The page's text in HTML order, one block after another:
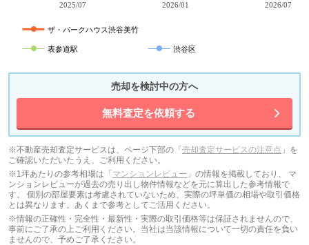
2025/07 2026/01 2026/07
ザ・パークハウス渋谷美竹
表参道駅 渋谷区
売却を検討中の方へ
無料査定を依頼する
※不動産売却査定サービスは、ページ下部の「 売却査定サービスの注意点 」を
ご確認いただいたうえ、ご利用ください。
※1坪あたりの参考相場は「 マンションレビュー 」の情報を掲載しており、 マ
ンションレビューが過去の売り出し物件情報などを元に算出した参考情報で
す。 個別の部屋要素は考慮されていないため、実際の坪単価の相場や取引価格
とは異なります。あくまで参考としてご活用ください。
※情報の正確性・完全性・最新性・実際の取引価格等は保証されませんので、
事前にご了承の上ご利用ください。当社は当該情報について一切の責任を負い
ませんので、予めご了承ください。